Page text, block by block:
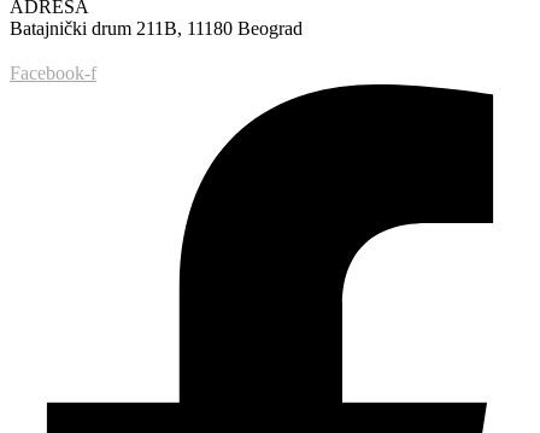
ADRESA
Batajnički drum 211B, 11180 Beograd
Facebook-f